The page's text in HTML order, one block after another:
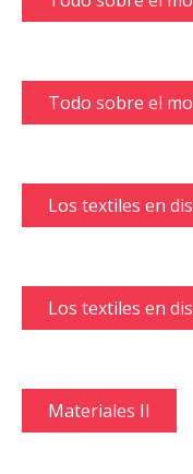
Todo sobre el
Los textiles en
Los textiles en
Materiales II